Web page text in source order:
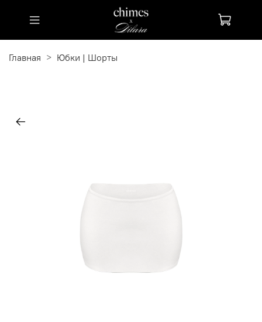
Главная Юбки | Шорты